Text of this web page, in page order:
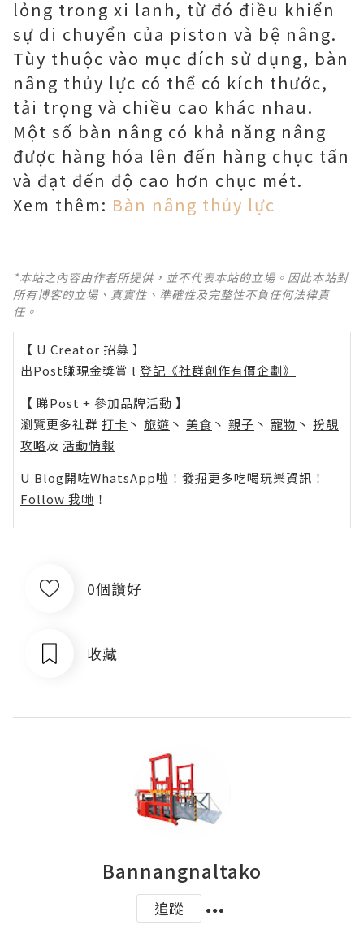
lỏng trong xi lanh, từ đó điều khiển
sự di chuyển của piston và bệ nâng.
Tùy thuộc vào mục đích sử dụng, bàn
nâng thủy lực có thể có kích thước,
tải trọng và chiều cao khác nhau.
Một số bàn nâng có khả năng nâng
được hàng hóa lên đến hàng chục tấn
và đạt đến độ cao hơn chục mét.
Xem thêm: Bàn nâng thủy lực
*本站之內容由作者所提供，並不代表本站的立場。因此本站對
所有博客的立場、真實性、準確性及完整性不負任何法律責
任。
【 U Creator 招募 】
出Post賺現金獎賞 l 登記《社群創作有價企劃》
【 睇Post + 參加品牌活動 】
瀏覽更多社群 打卡 丶 旅遊 丶 美食 丶 親子 丶 寵物 丶 扮靚
攻略及 活動情報
U Blog開咗WhatsApp啦！發掘更多吃喝玩樂資訊！
Follow 我哋 ！
0個讚好
收藏
Bannangnaltako
追蹤